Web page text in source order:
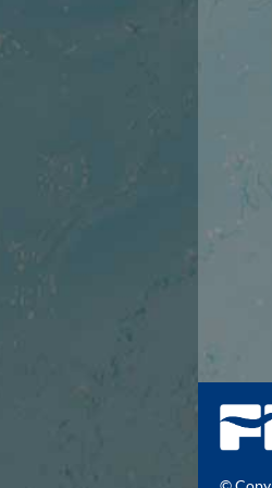
Campionato
Campionato
Storico
Flash
Flash
Eventi